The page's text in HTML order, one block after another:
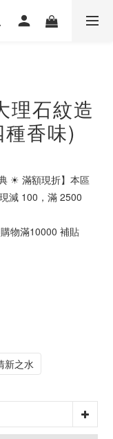
理石紋造
香味)
☀ 滿額現折】本區
減 100，滿 2500
物滿10000 補貼
新之水